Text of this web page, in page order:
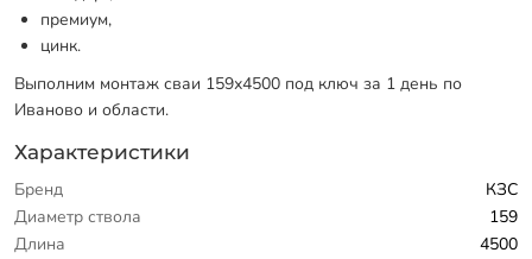
премиум,
цинк.
Выполним монтаж сваи 159х4500 под ключ за 1 день по
Иваново и области.
Характеристики
Бренд
КЗС
Диаметр ствола
159
Длина
4500